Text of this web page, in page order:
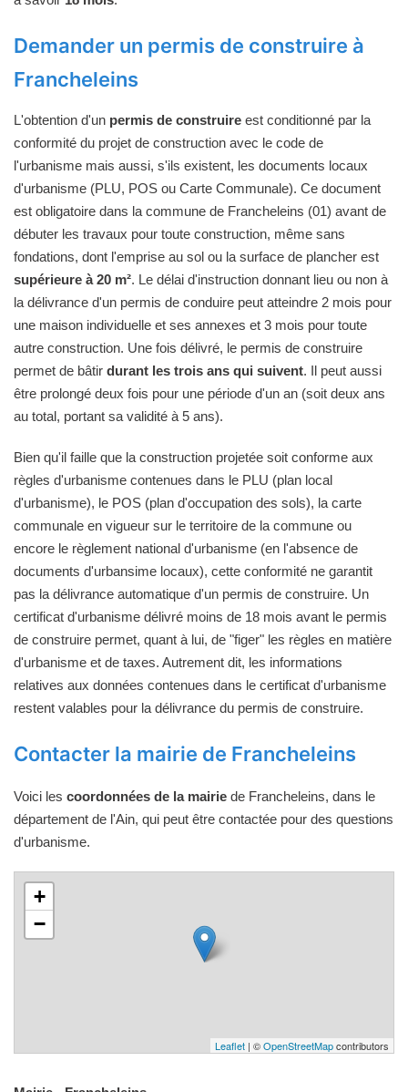
Demander un permis de construire à
Francheleins
L'obtention d'un permis de construire est conditionné par la
conformité du projet de construction avec le code de
l'urbanisme mais aussi, s'ils existent, les documents locaux
d'urbanisme (PLU, POS ou Carte Communale). Ce document
est obligatoire dans la commune de Francheleins (01) avant de
débuter les travaux pour toute construction, même sans
fondations, dont l'emprise au sol ou la surface de plancher est
supérieure à 20 m². Le délai d'instruction donnant lieu ou non à
la délivrance d'un permis de conduire peut atteindre 2 mois pour
une maison individuelle et ses annexes et 3 mois pour toute
autre construction. Une fois délivré, le permis de construire
permet de bâtir durant les trois ans qui suivent. Il peut aussi
être prolongé deux fois pour une période d'un an (soit deux ans
au total, portant sa validité à 5 ans).
Bien qu'il faille que la construction projetée soit conforme aux
règles d'urbanisme contenues dans le PLU (plan local
d'urbanisme), le POS (plan d'occupation des sols), la carte
communale en vigueur sur le territoire de la commune ou
encore le règlement national d'urbanisme (en l'absence de
documents d'urbansime locaux), cette conformité ne garantit
pas la délivrance automatique d'un permis de construire. Un
certificat d'urbanisme délivré moins de 18 mois avant le permis
de construire permet, quant à lui, de "figer" les règles en matière
d'urbanisme et de taxes. Autrement dit, les informations
relatives aux données contenues dans le certificat d'urbanisme
restent valables pour la délivrance du permis de construire.
Contacter la mairie de Francheleins
Voici les coordonnées de la mairie de Francheleins, dans le
département de l'Ain, qui peut être contactée pour des questions
d'urbanisme.
+
−
Leaflet | ©OpenStreetMapcontributors